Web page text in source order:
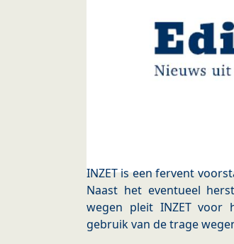
INZET is een fervent
Naast het eventueel
wegen pleit INZET voor
gebruik van de trage